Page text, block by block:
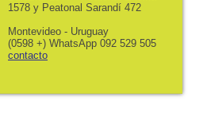
1578 y Peatonal Sarandí 472
Montevideo - Uruguay
(0598 +) WhatsApp 092 529 505
contacto